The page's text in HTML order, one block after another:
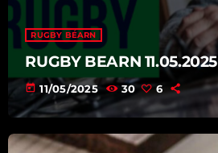
RUGBY BÉARN
RUGBY BEARN 11.05.2025
today 11/05/2025 30 6